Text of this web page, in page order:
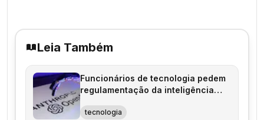
Leia Também
Funcionários de tecnologia pedem
regulamentação da inteligência
tecnologia